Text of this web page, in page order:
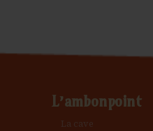
L’ambonpoint
La cave